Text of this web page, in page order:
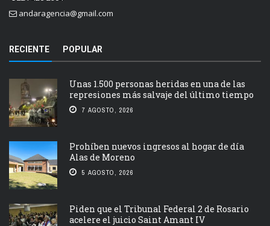
andaragencia@gmail.com
RECIENTE POPULAR
Unas 1.500 personas heridas en una de las
represiones más salvaje del último tiempo
7 AGOSTO, 2026
Prohíben nuevos ingresos al hogar de día
Alas de Moreno
5 AGOSTO, 2026
Piden que el Tribunal Federal 2 de Rosario
acelere el juicio Saint Amant IV